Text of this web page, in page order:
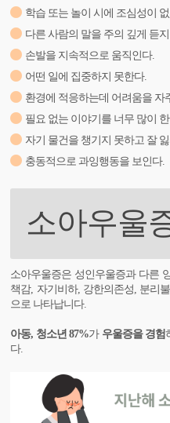
학습 또는 놀이 시에 조심성이
다른 사람의 말을 주의 깊게 듣
손발을 지속적으로 움직인다.
어떤 일에 집중하지 못한다.
환경에 적응하는데 어려움을 자
필요 없는 이야기를 너무 많이 한
자기 물건을 챙기지 못하고 잘
충동적으로 과잉행동을 보인다.
소아우울
소아우울증은 성인우울증과 다른
책감, 자기비하, 강한의존성, 분리
으로 나타납니다.
아동, 청소년 87%가 우울증을 경험
다.